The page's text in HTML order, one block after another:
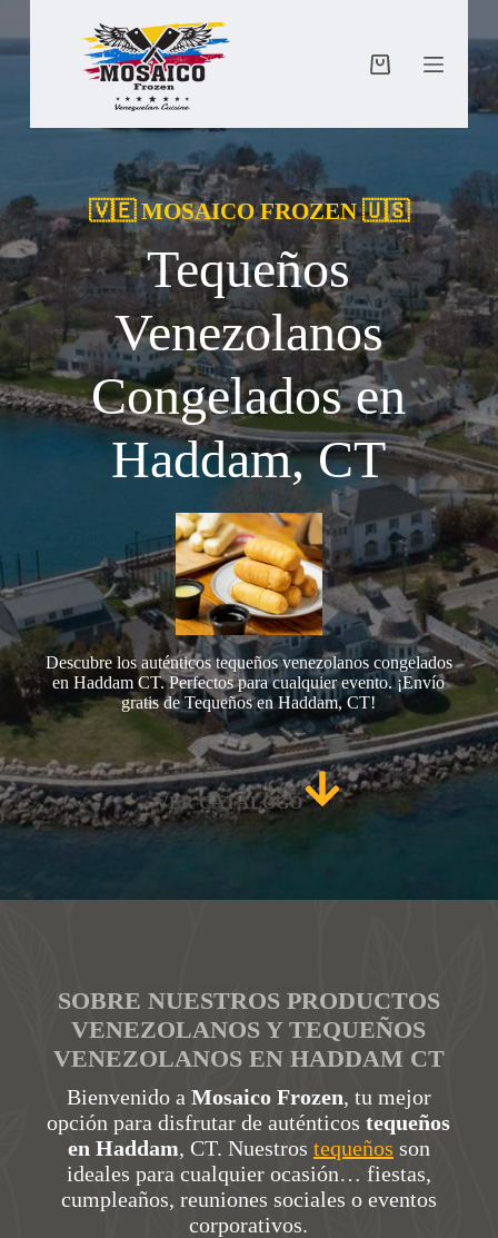
Carro
🇻🇪 MOSAICO FROZEN 🇺🇸
Tequeños
Venezolanos
Congelados en
Haddam, CT
Descubre los auténticos tequeños venezolanos congelados
en Haddam CT. Perfectos para cualquier evento. ¡Envío
gratis de Tequeños en Haddam, CT!
VER CATÁLOGO
SOBRE NUESTROS PRODUCTOS
VENEZOLANOS Y TEQUEÑOS
VENEZOLANOS EN HADDAM CT
Bienvenido a Mosaico Frozen, tu mejor
opción para disfrutar de auténticostequeños
en Haddam, CT. Nuestros tequeños son
ideales para cualquier ocasión… fiestas,
cumpleaños, reuniones sociales o eventos
corporativos.